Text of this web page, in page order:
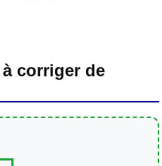
corriger de